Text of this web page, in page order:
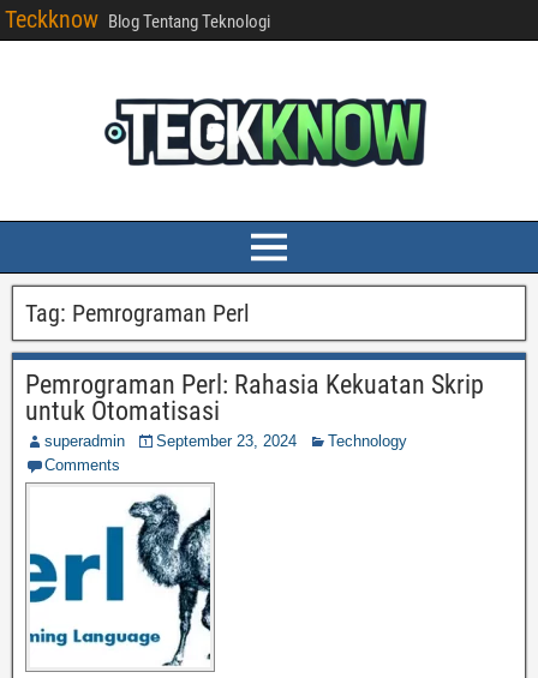
Teckknow Blog Tentang Teknologi
Tag: Pemrograman Perl
Pemrograman Perl: Rahasia Kekuatan Skrip
untuk Otomatisasi
superadmin September 23, 2024
Technology
Comments